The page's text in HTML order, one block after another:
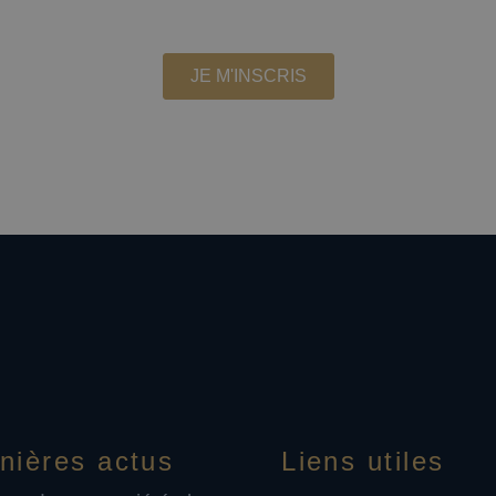
JE M'INSCRIS
actus Liens utiles